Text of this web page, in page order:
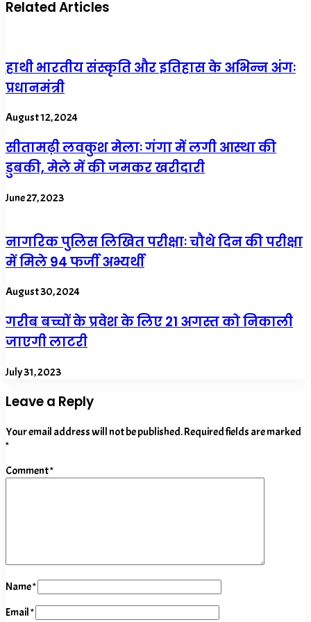
Related Articles
हाथी भारतीय संस्कृति और इतिहास के अभिन्‍न अंगः
प्रधानमंत्री
August 12, 2024
सीतामढ़ी लवकुश मेलाः गंगा में लगी आस्था की
डुबकी, मेले में की जमकर खरीदारी
June 27, 2023
नागरिक पुलिस लिखित परीक्षाः चौथे दिन की परीक्षा
में मिले 94 फर्जी अभ्यर्थी
August 30, 2024
गरीब बच्चों के प्रवेश के लिए 21 अगस्त को निकाली
जाएगी लाटरी
July 31, 2023
Leave a Reply
Your email address will not be published.Required fields are marked
*
Comment*
Name*
Email*